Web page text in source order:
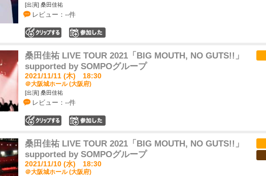
[出演] 桑田佳祐
レビュー：--件
桑田佳祐 LIVE TOUR 2021「BIG MOUTH, NO GUTS!!」
supported by SOMPOグループ
2021/11/11 (木) 18:30
＠大阪城ホール (大阪府)
[出演] 桑田佳祐
レビュー：--件
桑田佳祐 LIVE TOUR 2021「BIG MOUTH, NO GUTS!!」
supported by SOMPOグループ
2021/11/10 (水) 18:30
＠大阪城ホール (大阪府)